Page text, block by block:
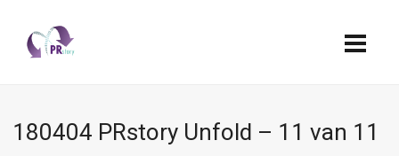
180404 PRstory Unfold – 11 van 11